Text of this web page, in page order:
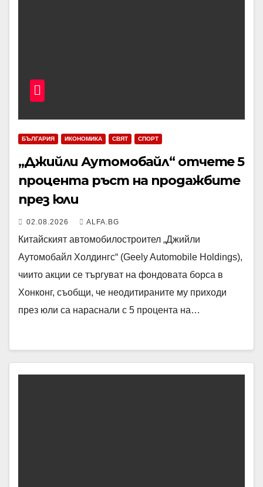
БЪЛГАРИЯ ИКОНОМИКА СВЯТ СПОРТ
„Джийли Аутомобайл“ отчете 5
процента ръст на продажбите
през юли
02.08.2026 ALFA.BG
Китайският автомобилостроител „Джийли
Аутомобайл Холдингс“ (Geely Automobile Holdings),
чиито акции се търгуват на фондовата борса в
Хонконг, съобщи, че неодитираните му приходи
през юли са нараснали с 5 процента на…